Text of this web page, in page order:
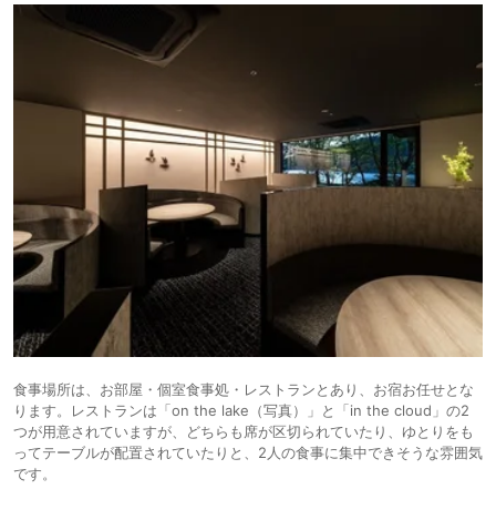
食事場所は、お部屋・個室食事処・レストランとあり、お宿お任せとな
ります。レストランは「on the lake（写真）」と「in the cloud」の2
つが用意されていますが、どちらも席が区切られていたり、ゆとりをも
ってテーブルが配置されていたりと、2人の食事に集中できそうな雰囲気
です。